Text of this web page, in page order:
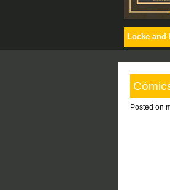
Locke and
Posted on